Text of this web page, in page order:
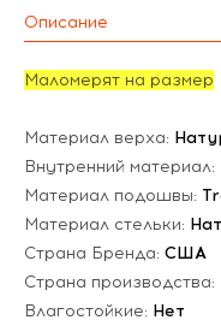
Описание
Маломерят на размер
Материал верха:
Внутренний материал:
Материал подошвы:
Материал стельки:
Страна Бренда: США
Страна производства:
Влагостойкие: Нет